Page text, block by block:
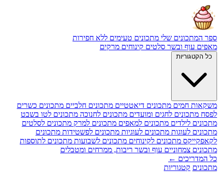
ספר המתכונים שלי מתכונים טעימים ללא חפירות
מאפיםעוף ובשרסלטיםקינוחיםמרקים
כל הקטגוריות
משקאות חמיםמתכונים דיאטטייםמתכונים חלבייםמתכונים כשרים
לפסחמתכונים לחגים ומועדיםמתכונים לחנוכהמתכונים לטו בשבט
מתכונים לילדיםמתכונים למאפיםמתכונים למרקמתכונים לסלטים
מתכונים לעוגותמתכונים לעוגיותמתכונים לפשטידותמתכונים
לקאפקייקסמתכונים לקינוחיםמתכונים לשבועותמתכונים לתוספות
מתכונים צמחונייםעוף ובשרריבות, ממרחים ומטבלים
כל המדריכים ←
מתכונים קטגוריות